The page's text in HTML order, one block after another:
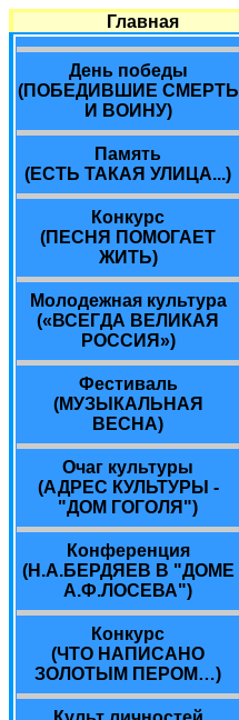
Главная
День победы
(ПОБЕДИВШИЕ СМЕРТЬ
И ВОИНУ)
Память
(ЕСТЬ ТАКАЯ УЛИЦА...)
Конкурс
(ПЕСНЯ ПОМОГАЕТ
ЖИТЬ)
Молодежная культура
(«ВСЕГДА ВЕЛИКАЯ
РОССИЯ»)
Фестиваль
(МУЗЫКАЛЬНАЯ
ВЕСНА)
Очаг культуры
(АДРЕС КУЛЬТУРЫ -
"ДОМ ГОГОЛЯ")
Конференция
(Н.А.БЕРДЯЕВ В "ДОМЕ
А.Ф.ЛОСЕВА")
Конкурс
(ЧТО НАПИСАНО
ЗОЛОТЫМ ПЕРОМ…)